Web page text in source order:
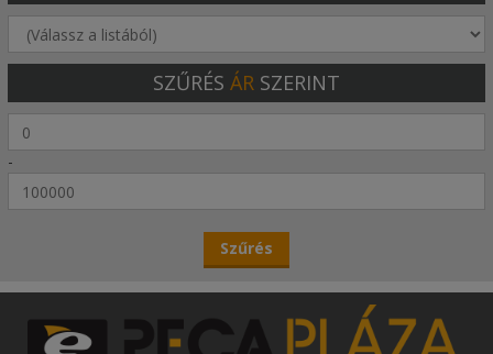
SZŰRÉS ÁR SZERINT
-